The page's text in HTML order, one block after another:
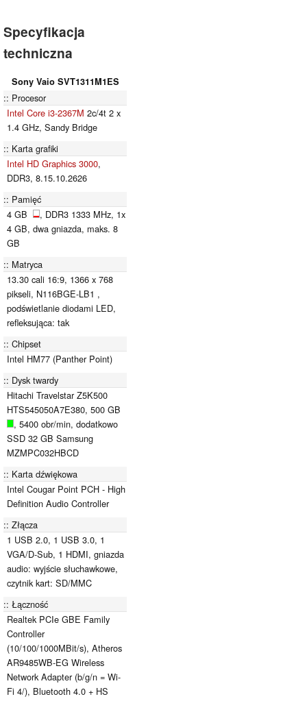
Specyfikacja
techniczna
Sony Vaio SVT1311M1ES
Procesor
Intel Core i3-2367M 2c/4t 2 x
1.4 GHz, Sandy Bridge
Karta grafiki
Intel HD Graphics 3000,
DDR3, 8.15.10.2626
Pamięć
4 GB
, DDR3 1333 MHz, 1x
4 GB, dwa gniazda, maks. 8
GB
Matryca
13.30 cali 16:9, 1366 x 768
pikseli, N116BGE-LB1 ,
podświetlanie diodami LED,
refleksująca: tak
Chipset
Intel HM77 (Panther Point)
Dysk twardy
Hitachi Travelstar Z5K500
HTS545050A7E380, 500 GB
, 5400 obr/min, dodatkowo
SSD 32 GB Samsung
MZMPC032HBCD
Karta dźwiękowa
Intel Cougar Point PCH - High
Definition Audio Controller
Złącza
1 USB 2.0, 1 USB 3.0, 1
VGA/D-Sub, 1 HDMI, gniazda
audio: wyjście słuchawkowe,
czytnik kart: SD/MMC
Łączność
Realtek PCIe GBE Family
Controller
(10/100/1000MBit/s), Atheros
AR9485WB-EG Wireless
Network Adapter (b/g/n = Wi-
Fi 4/), Bluetooth 4.0 + HS